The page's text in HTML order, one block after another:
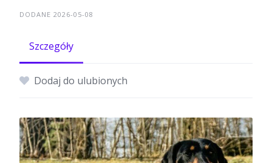
DODANE 2026-05-08
Szczegóły
Dodaj do ulubionych